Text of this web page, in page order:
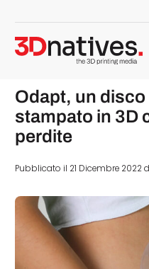
Odapt, un
stampato in 3D
perdite
Pubblicato il 21 Dicembre 2022